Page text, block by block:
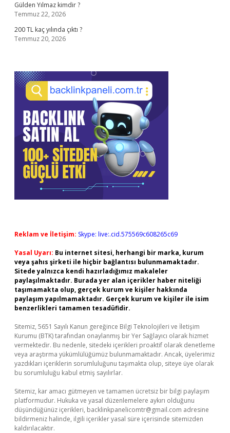
Gülden Yılmaz kimdir ?
Temmuz 22, 2026
200 TL kaç yılında çıktı ?
Temmuz 20, 2026
Reklam ve İletişim: Skype: live:.cid.575569c608265c69
Yasal Uyarı: Bu internet sitesi, herhangi bir marka, kurum
veya şahıs şirketi ile hiçbir bağlantısı bulunmamaktadır.
Sitede yalnızca kendi hazırladığımız makaleler
paylaşılmaktadır. Burada yer alan içerikler haber niteliği
taşımamakta olup, gerçek kurum ve kişiler hakkında
paylaşım yapılmamaktadır. Gerçek kurum ve kişiler ile isim
benzerlikleri tamamen tesadüfidir.
Sitemiz, 5651 Sayılı Kanun gereğince Bilgi Teknolojileri ve İletişim
Kurumu (BTK) tarafından onaylanmış bir Yer Sağlayıcı olarak hizmet
vermektedir. Bu nedenle, sitedeki içerikleri proaktif olarak denetleme
veya araştırma yükümlülüğümüz bulunmamaktadır. Ancak, üyelerimiz
yazdıkları içeriklerin sorumluluğunu taşımakta olup, siteye üye olarak
bu sorumluluğu kabul etmiş sayılırlar.
Sitemiz, kar amacı gütmeyen ve tamamen ücretsiz bir bilgi paylaşım
platformudur. Hukuka ve yasal düzenlemelere aykırı olduğunu
düşündüğünüz içerikleri, backlinkpanelicomtr@gmail.com adresine
bildirmeniz halinde, ilgili içerikler yasal süre içerisinde sitemizden
kaldırılacaktır.